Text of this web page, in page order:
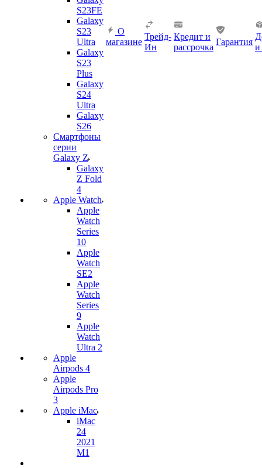
S23FE
Galaxy
S23
Ultra
Galaxy
S23
Plus
Galaxy
S24
Ultra
Galaxy
S26
Смартфоны
серии
Galaxy Z
Galaxy
Z Fold
4
Apple Watch
Apple
Watch
Series
10
Apple
Watch
SE2
Apple
Watch
Series
9
Apple
Watch
Ultra 2
Apple
Airpods 4
Apple
Airpods Pro
3
Apple iMac
iMac
24
2021
M1
О
магазине
Трейд-
Ин
Кредит и
рассрочка
Гарантия
и